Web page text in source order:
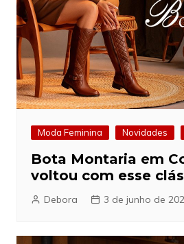
Moda Feminina Novidades
Bota Montaria em
voltou com esse
Debora 3 de junho de